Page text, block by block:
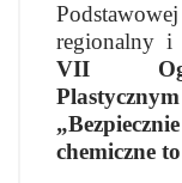
regionalny i
VII
chemiczne